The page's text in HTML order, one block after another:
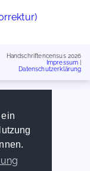
Handschriftencensus 2026
Impressum
Datenschutzerklärung